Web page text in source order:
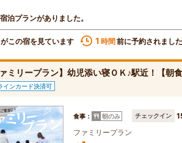
泊プランがありました。
この宿を見ています 1 時間 前に予約されました
ミリープラン】幼児添い寝ＯＫ♪駅近！【朝
インカード決済可
食事： 朝のみ チェックイン
ファミリープラン